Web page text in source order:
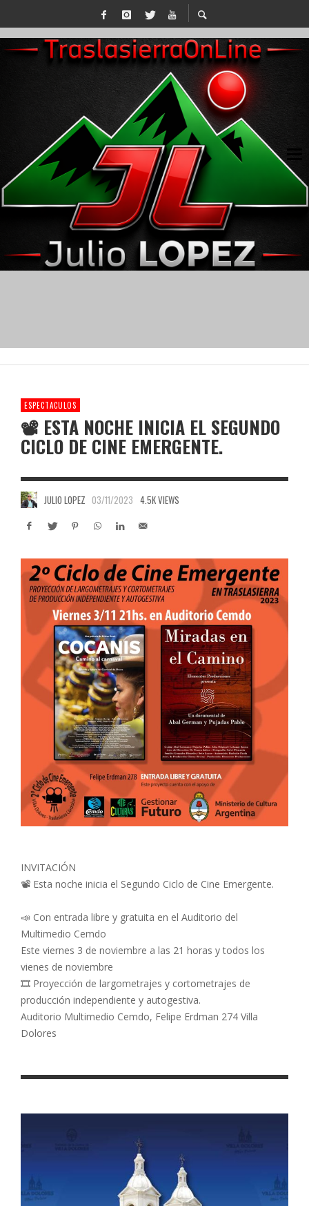
ESPECTACULOS
📽 ESTA NOCHE INICIA EL SEGUNDO
CICLO DE CINE EMERGENTE.
JULIO LOPEZ 03/11/2023 4.5K VIEWS
INVITACIÓN
📽 Esta noche inicia el Segundo Ciclo de Cine Emergente.
📣 Con entrada libre y gratuita en el Auditorio del
Multimedio Cemdo
Este viernes 3 de noviembre a las 21 horas y todos los
vienes de noviembre
🎞️ Proyección de largometrajes y cortometrajes de
producción independiente y autogestiva.
Auditorio Multimedio Cemdo, Felipe Erdman 274 Villa
Dolores